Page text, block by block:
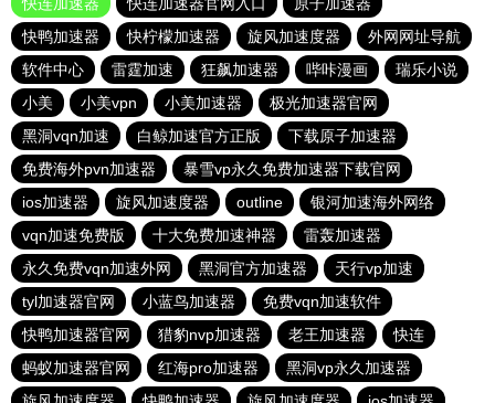
快连加速器
快连加速器官网入口
原子加速器
快鸭加速器
快柠檬加速器 旋风加速度器
外网网址导航
软件中心
雷霆加速 狂飙加速器 哔咔漫画
瑞乐小说
小美
小美vpn 小美加速器
极光加速器官网
黑洞vqn加速
白鲸加速官方正版
下载原子加速器
免费海外pvn加速器
暴雪vp永久免费加速器下载官网
ios加速器
旋风加速度器 outline
银河加速海外网络
vqn加速免费版
十大免费加速神器
雷轰加速器
永久免费vqn加速外网
黑洞官方加速器
天行vp加速
tyl加速器官网
小蓝鸟加速器
免费vqn加速软件
快鸭加速器官网
猎豹nvp加速器 老王加速器
快连
蚂蚁加速器官网
红海pro加速器
黑洞vp永久加速器